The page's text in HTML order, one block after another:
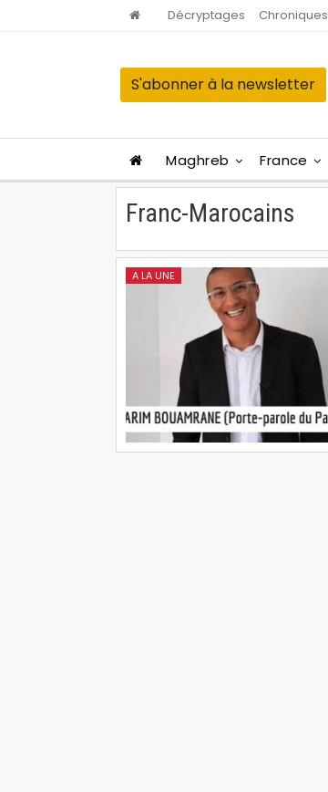
Décryptages Chroniques
S'abonner à la newsletter
Maghreb France
Franc-Marocains
A LA UNE